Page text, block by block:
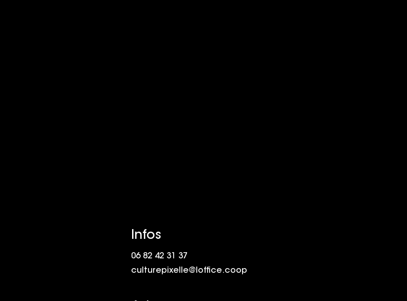
Infos
06 82 42 31 37
culturepixelle@loffice.coop